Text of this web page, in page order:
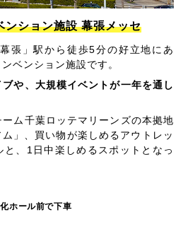
ンション施設 幕張メッセ
張」駅から徒歩5分の好立地にあ
ベンション施設です。
や、大規模イベントが一年を通し
ム千葉ロッテマリーンズの本拠地
」、買い物が楽しめるアウトレッ
と、1日中楽しめるスポットとなっ
ホール前で下車